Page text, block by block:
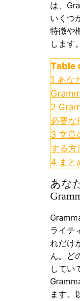
は、
いくつ
特徴や
します。
Table
1 あな
2
必要な
3 文章
する方
4 まと
あな
ライテ
れだけ
ん。ど
してい
ます。